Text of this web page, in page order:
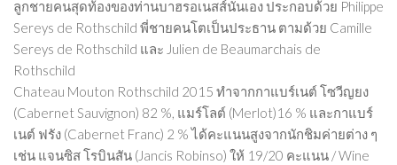
ลูกชายคนสุดท้องของท่านบาฮรอเนสส์นั่นเอง ประกอบด้วย Philippe
Sereys de Rothschild พี่ชายคนโตเป็นประธาน ตามด้วย Camille
Sereys de Rothschild และ Julien de Beaumarchais de
Rothschild
Chateau Mouton Rothschild 2015 ทำจากกาแบร์เนต์ โซวีญยง
(Cabernet Sauvignon) 82 %, แมร์โลต์ (Merlot)16 % และกาแบร์
เนต์ ฟรัง (Cabernet Franc) 2 % ได้คะแนนสูงจากนักชิมค่ายต่าง ๆ
เช่น แจนซิส โรบินสัน (Jancis Robinso) ให้ 19/20 คะแนน / Wine